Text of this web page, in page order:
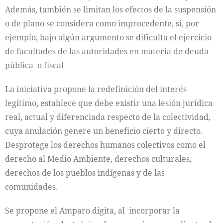
Además, también se limitan los efectos de la suspensión
o de plano se considera como improcedente, si, por
ejemplo, bajo algún argumento se dificulta el ejercicio
de facultades de las autoridades en materia de deuda
pública o fiscal
La iniciativa propone la redefinición del interés
legítimo, establece que debe existir una lesión jurídica
real, actual y diferenciada respecto de la colectividad,
cuya anulación genere un beneficio cierto y directo.
Desprotege los derechos humanos colectivos como el
derecho al Medio Ambiente, derechos culturales,
derechos de los pueblos indígenas y de las
comunidades.
Se propone el Amparo digita, al incorporar la